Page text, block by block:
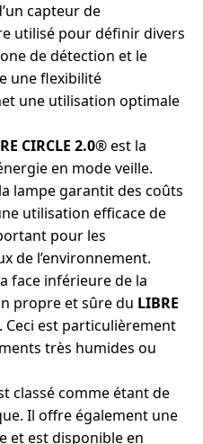
capteur de
utilisé pour définir divers
de détection et le
une flexibilité
une utilisation optimale
CIRCLE 2.0® est la
en mode veille.
lampe garantit des coûts
utilisation efficace de
pour les
de l’environnement.
face inférieure de la
propre et sûre du LIBRE
est particulièrement
très humides ou
classé comme étant de
Il offre également une
et est disponible en